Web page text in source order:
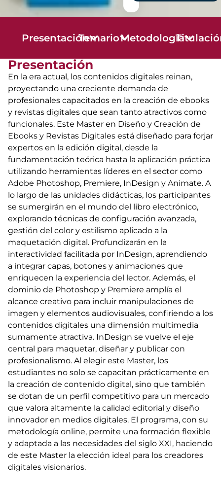
PresentaciónTemarioMetodología
Presentación
En la era actual, los contenidos digitales reinan,
proyectando una creciente demanda de
profesionales capacitados en la creación de ebooks
y revistas digitales que sean tanto atractivos como
funcionales. Este Master en Diseño y Creación de
Ebooks y Revistas Digitales está diseñado para forjar
expertos en la edición digital, desde la
fundamentación teórica hasta la aplicación práctica
utilizando herramientas líderes en el sector como
Adobe Photoshop, Premiere, InDesign y Animate. A
lo largo de las unidades didácticas, los participantes
se sumergirán en el mundo del libro electrónico,
explorando técnicas de configuración avanzada,
gestión del color y estilismo aplicado a la
maquetación digital. Profundizarán en la
interactividad facilitada por InDesign, aprendiendo
a integrar capas, botones y animaciones que
enriquecen la experiencia del lector. Además, el
dominio de Photoshop y Premiere amplía el
alcance creativo para incluir manipulaciones de
imagen y elementos audiovisuales, confiriendo a los
contenidos digitales una dimensión multimedia
sumamente atractiva. InDesign se vuelve el eje
central para maquetar, diseñar y publicar con
profesionalismo. Al elegir este Master, los
estudiantes no solo se capacitan prácticamente en
la creación de contenido digital, sino que también
se dotan de un perfil competitivo para un mercado
que valora altamente la calidad editorial y diseño
innovador en medios digitales. El programa, con su
metodología online, permite una formación flexible
y adaptada a las necesidades del siglo XXI, haciendo
de este Master la elección ideal para los creadores
digitales visionarios.